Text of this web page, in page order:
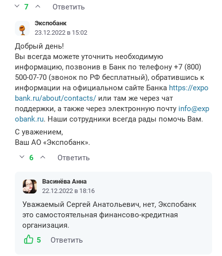
7
Ответить
Экспобанк
23.12.2022 в 15:02
Добрый день!
Вы всегда можете уточнить необходимую
информацию, позвонив в Банк по телефону +7 (800)
500-07-70 (звонок по РФ бесплатный), обратившись к
информации на официальном сайте Банка https://expo
bank.ru/about/contacts/ или там же через чат
поддержки, а также через электронную почту info@exp
obank.ru. Наши сотрудники всегда рады помочь Вам.
С уважением,
Ваш АО «Экспобанк».
6
Ответить
Васинёва Анна
22.12.2022 в 18:16
Уважаемый Сергей Анатольевич, нет, Экспобанк
это самостоятельная финансово-кредитная
организация.
5
Ответить